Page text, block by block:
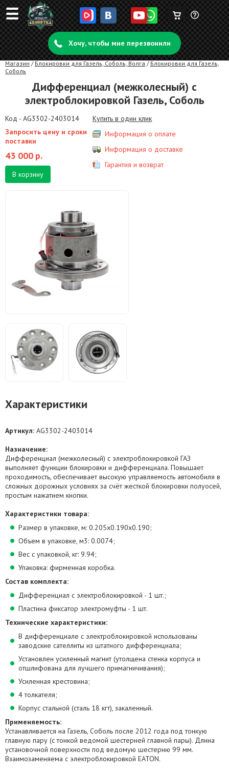
☰ Задать
вопрос
Корзина
пуста
Хочу, чтобы мне перезвонили
Магазин / Блокировки для Газель, Соболь, Волга / Блокировки для Газель,
Соболь
Дифференциал (межколесный) с
электроблокировкой Газель, Соболь
Код - AG3302-2403014
Запросить цену и сроки
поставки
43 000 р.
В корзину
Купить в один клик
Информация о оплате
Информация о доставке
Гарантия и возврат
Характеристики
Артикул: AG3302-2403014
Назначение:
Дифференциал (межколесный) с электроблокировкой ГАЗ
выполняет функции блокировки и дифференциала. Повышает
проходимость, обеспечивает высокую управляемость автомобиля в
сложных дорожных условиях за счёт жесткой блокировки полуосей,
простым нажатием кнопки.
Характеристики товара:
Размер в упаковке, м: 0.205х0.190х0.190;
Объем в упаковке, м3: 0.0074;
Вес c упаковкой, кг: 9.94;
Упаковка: фирменная коробка.
Состав комплекта:
Дифференциал с электроблокировкой - 1 шт.;
Пластина фиксатор электромуфты - 1 шт.
Технические характеристики:
В дифференциале с электроблокировкой использованы
заводские сателлиты из штатного дифференциала;
Установлен усиленный магнит (утолщена стенка корпуса и
отшлифована для лучшего примагничивания);
Усиленная крестовина;
4 толкателя;
Корпус стальной (сталь 18 кгт), закаленный.
Применяемость:
Устанавливается на Газель, Соболь после 2012 года под тонкую
главную пару (с тонкой ведомой шестерней главной пары). Длина
установочной поверхности под ведомую шестерню 99 мм.
Взаимозаменяема с электроблокировкой EATON.